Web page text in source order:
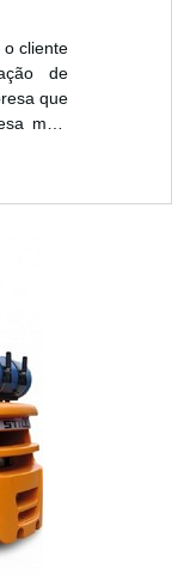
o cliente
de
que
mais
uma